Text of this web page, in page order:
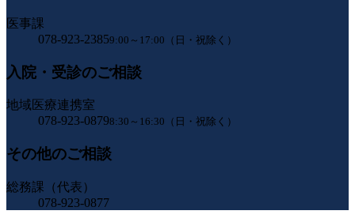
医事課
078-923-23859:00～17:00（日・祝除く）
入院・受診のご相談
地域医療連携室
078-923-08798:30～16:30（日・祝除く）
その他のご相談
総務課（代表）
078-923-0877